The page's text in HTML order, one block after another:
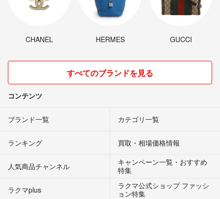
CHANEL HERMES GUCCI
すべてのブランドを見る
コンテンツ
ブランド一覧 カテゴリ一覧
ランキング 買取・相場価格情報
人気商品チャンネル
キャンペーン一覧・おすすめ
特集
ラクマplus
ラクマ公式ショップ ファッシ
ョン特集